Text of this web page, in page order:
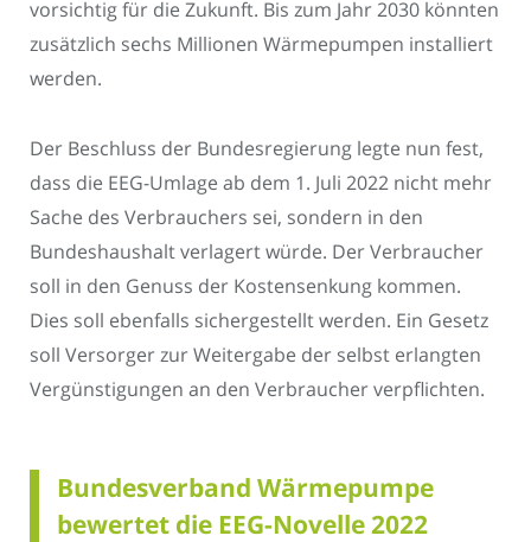
vorsichtig für die Zukunft. Bis zum Jahr 2030 könnten
zusätzlich sechs Millionen Wärmepumpen installiert
werden.
Der Beschluss der Bundesregierung legte nun fest,
dass die EEG-Umlage ab dem 1. Juli 2022 nicht mehr
Sache des Verbrauchers sei, sondern in den
Bundeshaushalt verlagert würde. Der Verbraucher
soll in den Genuss der Kostensenkung kommen.
Dies soll ebenfalls sichergestellt werden. Ein Gesetz
soll Versorger zur Weitergabe der selbst erlangten
Vergünstigungen an den Verbraucher verpflichten.
Bundesverband Wärmepumpe
bewertet die EEG-Novelle 2022